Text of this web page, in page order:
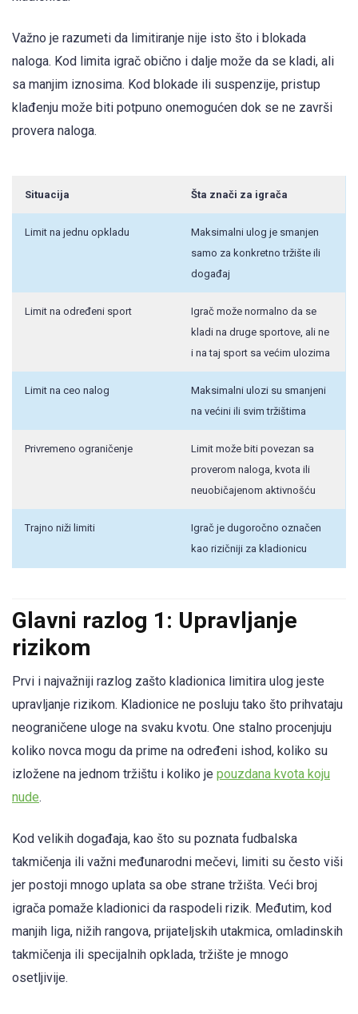
Važno je razumeti da limitiranje nije isto što i blokada
naloga. Kod limita igrač obično i dalje može da se kladi, ali
sa manjim iznosima. Kod blokade ili suspenzije, pristup
klađenju može biti potpuno onemogućen dok se ne završi
provera naloga.
Situacija Šta znači za igrača
Limit na jednu opkladu
Maksimalni ulog je smanjen
samo za konkretno tržište ili
događaj
Limit na određeni sport
Igrač može normalno da se
kladi na druge sportove, ali ne
i na taj sport sa većim ulozima
Limit na ceo nalog
Maksimalni ulozi su smanjeni
na većini ili svim tržištima
Privremeno ograničenje
Limit može biti povezan sa
proverom naloga, kvota ili
neuobičajenom aktivnošću
Trajno niži limiti
Igrač je dugoročno označen
kao rizičniji za kladionicu
Glavni razlog 1: Upravljanje
rizikom
Prvi i najvažniji razlog zašto kladionica limitira ulog jeste
upravljanje rizikom. Kladionice ne posluju tako što prihvataju
neograničene uloge na svaku kvotu. One stalno procenjuju
koliko novca mogu da prime na određeni ishod, koliko su
izložene na jednom tržištu i koliko je pouzdana kvota koju
nude.
Kod velikih događaja, kao što su poznata fudbalska
takmičenja ili važni međunarodni mečevi, limiti su često viši
jer postoji mnogo uplata sa obe strane tržišta. Veći broj
igrača pomaže kladionici da raspodeli rizik. Međutim, kod
manjih liga, nižih rangova, prijateljskih utakmica, omladinskih
takmičenja ili specijalnih opklada, tržište je mnogo
osetljivije.